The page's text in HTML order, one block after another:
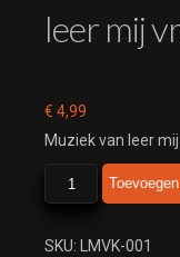
leer mij
€ 4,99
Muziek van leer
mij
kennen
SKU:
LMVK-001